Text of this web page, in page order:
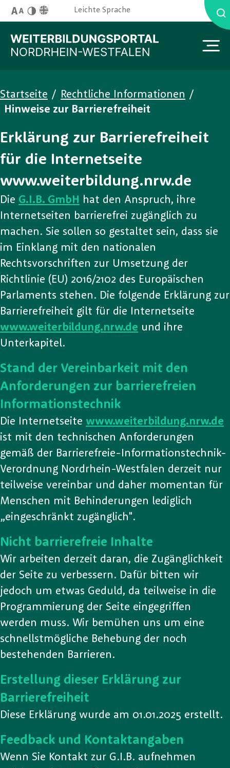
Skip to main content
Schriftgröße
Kontrast
English SiteLeichte Sprache
You are here:
Startseite / Rechtliche Informationen /
Hinweise zur Barrierefreiheit
Erklärung zur Barrierefreiheit
für die Internetseite
www.weiterbildung.nrw.de
Die G.I.B. GmbH hat den Anspruch, ihre
Internetseiten barrierefrei zugänglich zu
machen. Sie sollen so gestaltet sein, dass sie
im Einklang mit den nationalen
Rechtsvorschriften zur Umsetzung der
Richtlinie (EU) 2016/2102 des Europäischen
Parlaments stehen. Die folgende Erklärung zur
Barrierefreiheit gilt für die Internetseite
www.weiterbildung.nrw.de und ihre
Unterkapitel.
Stand der Vereinbarkeit mit den
Anforderungen zur barrierefreien
Informationstechnik
Die Internetseite www.weiterbildung.nrw.de
ist mit den technischen Anforderungen
gemäß der Barrierefreie-Informationstechnik-
Verordnung Nordrhein-Westfalen derzeit nur
teilweise vereinbar und daher momentan für
Menschen mit Behinderungen lediglich
„eingeschränkt zugänglich".
Nicht barrierefreie Inhalte
Wir arbeiten derzeit daran, die Zugänglichkeit
der Seite zu verbessern. Dafür bitten wir
jedoch um etwas Geduld, da teilweise in die
Programmierung der Seite eingegriffen
werden muss. Wir bemühen uns um eine
schnellstmögliche Behebung der noch
bestehenden Barrieren.
Erstellung dieser Erklärung zur
Barrierefreiheit
Diese Erklärung wurde am 01.01.2025 erstellt.
Feedback und Kontaktangaben
Wenn Sie Kontakt zur G.I.B. aufnehmen